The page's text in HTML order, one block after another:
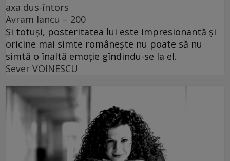
axa dus-întors
Avram Iancu – 200
Și totuși, posteritatea lui este impresionantă și
oricine mai simte românește nu poate să nu
simtă o înaltă emoție gîndindu-se la el.
Sever VOINESCU